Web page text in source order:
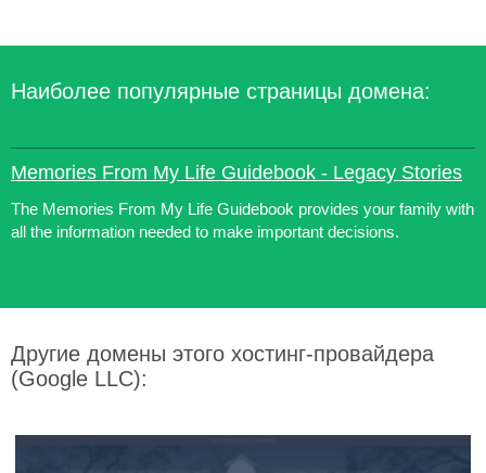
Наиболее популярные страницы домена:
Memories From My Life Guidebook - Legacy Stories
The Memories From My Life Guidebook provides your family with
all the information needed to make important decisions.
Другие домены этого хостинг-провайдера
(Google LLC):